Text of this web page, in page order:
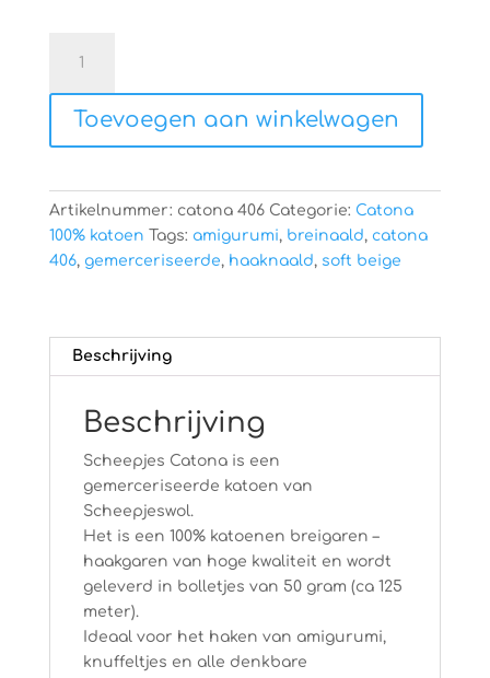
Catona
406
aantal
Toevoegen aan winkelwagen
Artikelnummer: catona 406 Categorie: Catona
100% katoen Tags: amigurumi, breinaald, catona
406, gemerceriseerde, haaknaald, soft beige
Beschrijving
Beschrijving
Scheepjes Catona is een
gemerceriseerde katoen van
Scheepjeswol.
Het is een 100% katoenen breigaren –
haakgaren van hoge kwaliteit en wordt
geleverd in bolletjes van 50 gram (ca 125
meter).
Ideaal voor het haken van amigurumi,
knuffeltjes en alle denkbare